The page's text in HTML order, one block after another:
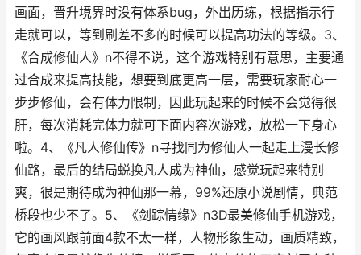
画面，晋升境界时没有体系bug，外出历练，根据指示行
走就可以，等到刷差不多的时候可以提高功法的等级。3、
《合成修仙人》n不得不说，这个游戏特别有意思，主要通
过合成来提高技能，想要到底更高一层，需要玩家耐心一
步步修仙，会有体力限制，因此玩起来的时候不会觉得很
肝，每次消耗完体力就可下面内容次游戏，放松一下身心
啦。4、《凡人修仙传》n寻找同为修仙人一起走上漫长修
仙路，最后的结局蜕换凡人成为神仙，感觉玩起来特别
爽，很是期待成为神仙那一幕，99%还原小说剧情，典范
桥段也少不了。5、《剑踪情缘》n3D最美修仙手机游戏，
它的画风跟前面4款不太一样，人物形象生动，画质精致，